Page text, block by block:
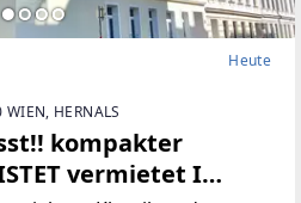
Heute
HERNALS
kompakter
vermietet I